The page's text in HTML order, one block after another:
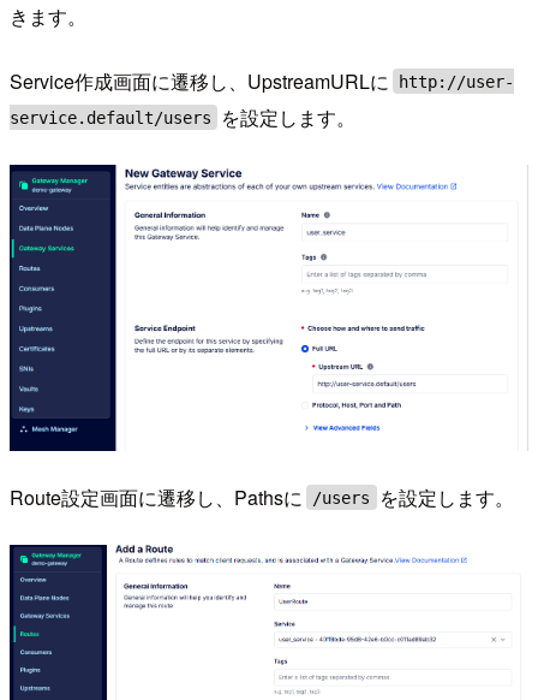
きます。
Service作成画面に遷移し、UpstreamURLに
http://user-
service.default/users
を設定します。
Route設定画面に遷移し、Pathsに /users を設定します。